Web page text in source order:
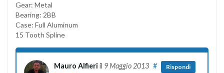
Gear: Metal
Bearing: 2BB
Case: Full Aluminum
15 Tooth Spline
Mauro Alfieri il 9 Maggio 2013 # Rispondi